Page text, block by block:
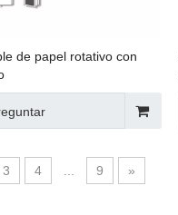
de papel rotativo con
3 4 9 »